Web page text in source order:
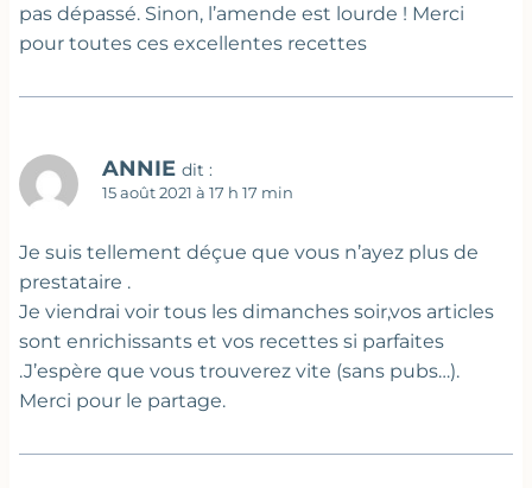
pas dépassé. Sinon, l’amende est lourde ! Merci
pour toutes ces excellentes recettes
ANNIE dit :
15 août 2021 à 17 h 17 min
Je suis tellement déçue que vous n’ayez plus de
prestataire .
Je viendrai voir tous les dimanches soir,vos articles
sont enrichissants et vos recettes si parfaites
.J’espère que vous trouverez vite (sans pubs…).
Merci pour le partage.